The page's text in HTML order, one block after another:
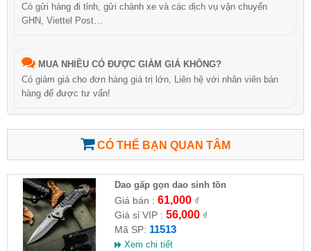
Có gửi hàng đi tỉnh, gửi chành xe và các dịch vụ vận chuyển
GHN, Viettel Post…
MUA NHIỀU CÓ ĐƯỢC GIẢM GIÁ KHÔNG?
Có giảm giá cho đơn hàng giá trị lớn, Liên hệ với nhân viên bán
hàng để được tư vấn!
CÓ THỂ BẠN QUAN TÂM
Dao gấp gọn dao sinh tồn
Giá bán : 61,000₫
Giá sỉ VIP : 56,000₫
Mã SP: 11513
Xem chi tiết